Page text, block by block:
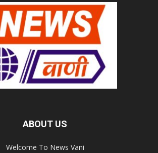
ABOUT US
Welcome To News Vani